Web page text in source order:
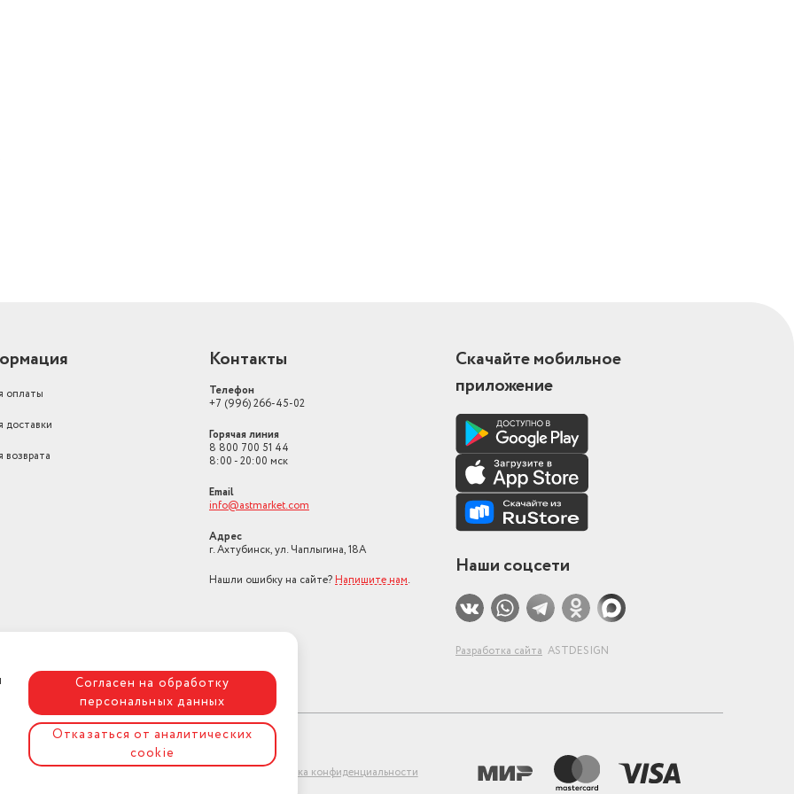
оплаты
доставки
возврата
Контакты
Телефон
+7 (996) 266-45-02
Горячая линия
8 800 700 51 44
8:00 - 20:00 мск
Email
info@astmarket.com
Адрес
г. Ахтубинск, ул. Чаплыгина, 18А
Нашли ошибку на сайте? Напишите нам.
Скачайте мобильное
приложение
Наши соцсети
Разработка сайта ASTDESIGN
Политика конфиденциальности
Согласен на обработку
персональных данных
Отказаться от аналитических
cookie